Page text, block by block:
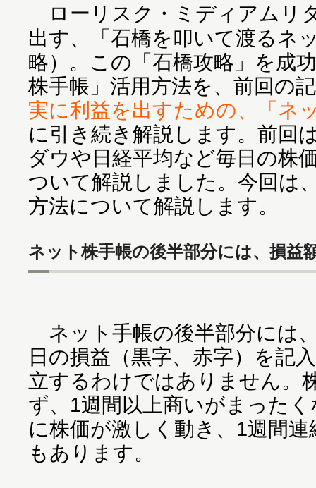
ローリスク・ミディアムリ
出す、「石橋を叩いて渡るネ
略）。この「石橋攻略」を成
株手帳」活用方法を、前回の
実に利益を出すための、「ネ
に引き続き解説します。前回
ダウや日経平均など毎日の株
ついて解説しました。今回は
方法について解説します。
ネット株手帳の後半部分には、損益
ネット手帳の後半部分には
日の損益（黒字、赤字）を記
立するわけではありません。
ず、1週間以上商いがまった
に株価が激しく動き、1週間
もあります。